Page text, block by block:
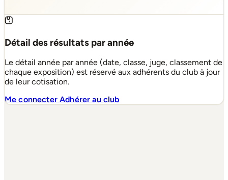
Détail des résultats par année
Le détail année par année (date, classe, juge, classement de
chaque exposition) est réservé aux adhérents du club à jour
de leur cotisation.
Me connecterAdhérer au club